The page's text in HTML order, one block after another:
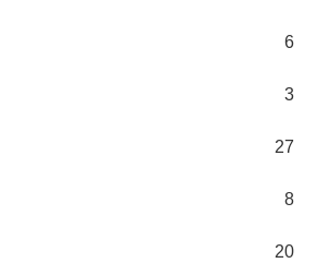
6
3
27
8
20